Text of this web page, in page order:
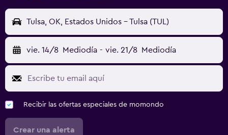
Tulsa, OK, Estados Unidos - Tulsa (TUL)
vie. 14/8 Mediodía - vie. 21/8 Mediodía
Recibir las ofertas especiales de momondo
Crear una alerta